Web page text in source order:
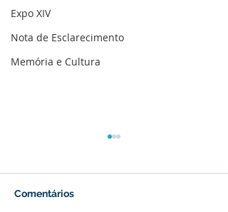
Expo XIV
Nota de Esclarecimento
Memória e Cultura
Comentários